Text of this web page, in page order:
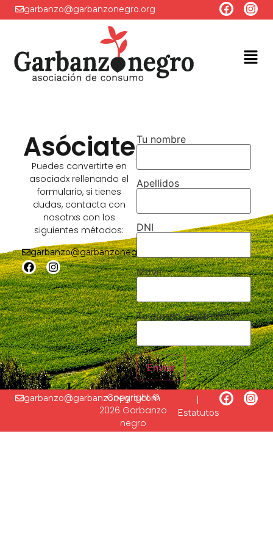
garbanzo@garbanzonegro.org
Asóciate
Puedes convertirte en
asociadx rellenando el
formulario, si tienes
dudas, contacta con
nosotrxs con los
siguientes métodos:
garbanzo@garbanzonegro.org
Tu nombre
Apellidos
DNI
Movil
Tu correo electrónico
garbanzo@garbanzonegro.com
Copyright ©
2026 Garbanzo
negro
|
Estatutos